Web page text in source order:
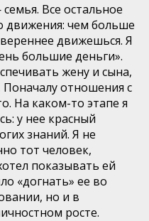
Все остальное
движения: чем больше
движешься. Я
большие деньги».
жену и сына,
отношения с
На каком-то этапе я
у нее красный
знаний. Я не
тот человек,
показывать ей
«догнать» ее во
но и в
росте.